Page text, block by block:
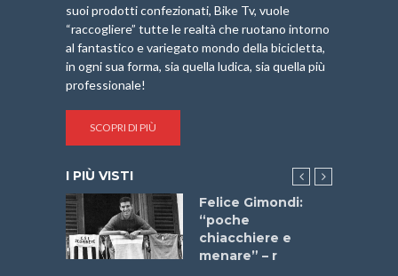
suoi prodotti confezionati, Bike Tv, vuole
“raccogliere” tutte le realtà che ruotano intorno
al fantastico e variegato mondo della bicicletta,
in ogni sua forma, sia quella ludica, sia quella più
professionale!
SCOPRI DI PIÙ
I PIÙ VISTI
Felice Gimondi:
“poche
chiacchiere e
menare” – r